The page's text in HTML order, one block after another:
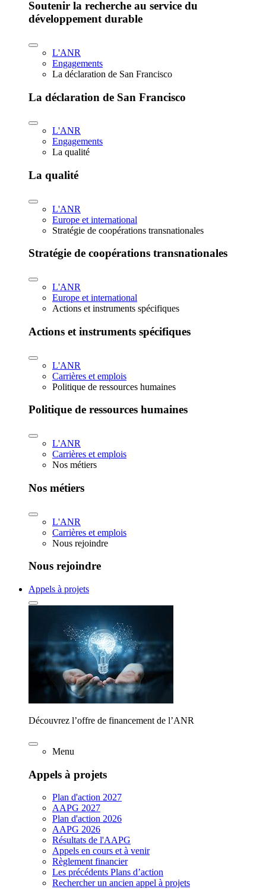
Soutenir la recherche au service du
développement durable
L'ANR
Engagements
La déclaration de San Francisco
La déclaration de San Francisco
L'ANR
Engagements
La qualité
La qualité
L'ANR
Europe et international
Stratégie de coopérations transnationales
Stratégie de coopérations transnationales
L'ANR
Europe et international
Actions et instruments spécifiques
Actions et instruments spécifiques
L'ANR
Carrières et emplois
Politique de ressources humaines
Politique de ressources humaines
L'ANR
Carrières et emplois
Nos métiers
Nos métiers
L'ANR
Carrières et emplois
Nous rejoindre
Nous rejoindre
Appels à projets
Découvrez l’offre de financement de l’ANR
Menu
Appels à projets
Plan d'action 2027
AAPG 2027
Plan d'action 2026
AAPG 2026
Résultats de l'AAPG
Appels en cours et à venir
Règlement financier
Les précédents Plans d’action
Rechercher un ancien appel à projets